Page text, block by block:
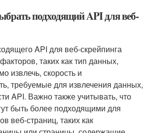
подходящий API для веб-
API для веб-скрейпинга
таких как тип данных,
извлечь, скорость и
требуемые для извлечения данных,
API. Важно также учитывать, что
быть более подходящими для
веб-страниц, таких как